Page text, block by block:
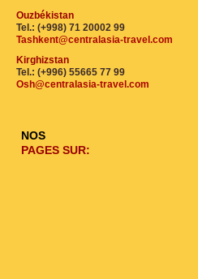
Ouzbékistan
Tel.: (+998) 71 20002 99
Tashkent@centralasia-travel.com
Kirghizstan
Tel.: (+996) 55665 77 99
Osh@centralasia-travel.com
NOS
PAGES SUR: